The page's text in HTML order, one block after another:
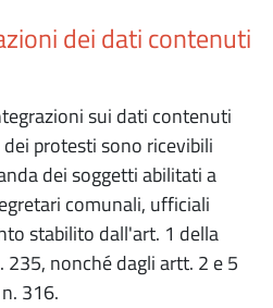
dei dati contenuti
sui dati contenuti
protesti sono ricevibili
dei soggetti abilitati a
comunali, ufficiali
stabilito dall'art. 1 della
nonché dagli artt. 2 e 5
316.